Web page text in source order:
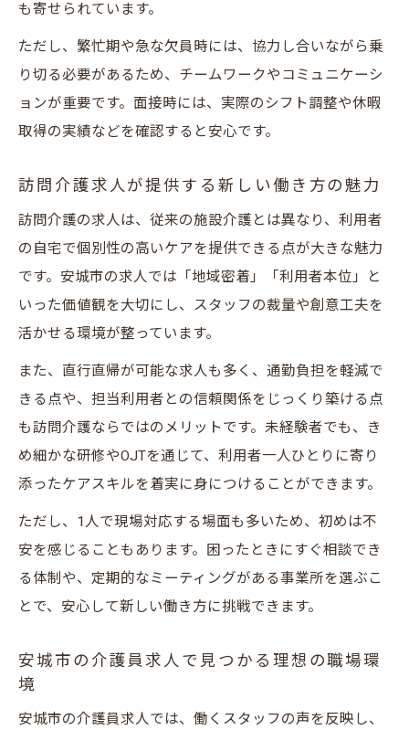
も寄せられています。
ただし、繁忙期や急な欠員時には、協力し合いながら乗
り切る必要があるため、チームワークやコミュニケーシ
ョンが重要です。面接時には、実際のシフト調整や休暇
取得の実績などを確認すると安心です。
訪問介護求人が提供する新しい働き方の魅力
訪問介護の求人は、従来の施設介護とは異なり、利用者
の自宅で個別性の高いケアを提供できる点が大きな魅力
です。安城市の求人では「地域密着」「利用者本位」と
いった価値観を大切にし、スタッフの裁量や創意工夫を
活かせる環境が整っています。
また、直行直帰が可能な求人も多く、通勤負担を軽減で
きる点や、担当利用者との信頼関係をじっくり築ける点
も訪問介護ならではのメリットです。未経験者でも、き
め細かな研修やOJTを通じて、利用者一人ひとりに寄り
添ったケアスキルを着実に身につけることができます。
ただし、1人で現場対応する場面も多いため、初めは不
安を感じることもあります。困ったときにすぐ相談でき
る体制や、定期的なミーティングがある事業所を選ぶこ
とで、安心して新しい働き方に挑戦できます。
安城市の介護員求人で見つかる理想の職場環
境
安城市の介護員求人では、働くスタッフの声を反映し、